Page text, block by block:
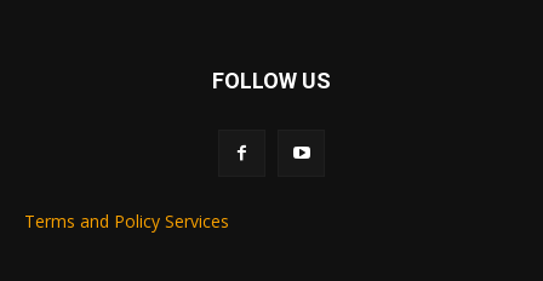
FOLLOW US
Terms and Policy Services